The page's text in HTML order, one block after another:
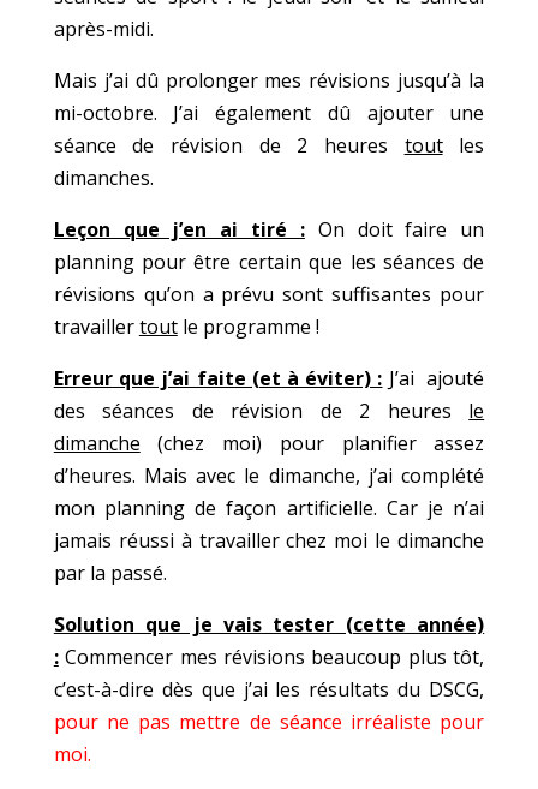
après-midi.
Mais j’ai dû prolonger mes révisions jusqu’à la
mi-octobre. J’ai également dû ajouter une
séance de révision de 2 heures toutles
dimanches.
Leçon que j’en ai tiré :On doit faire un
planning pour être certain que les séances de
révisions qu’on a prévu sont suffisantes pour
travaillertoutle programme !
Erreur que j’ai faite (et à éviter) : J’ai ajouté
des séances de révision de 2 heures le
dimanche (chez moi) pour planifier assez
d’heures. Mais avec le dimanche, j’ai complété
mon planning de façon artificielle. Car je n’ai
jamais réussi à travailler chez moi le dimanche
par la passé.
Solution que je vais tester (cette année)
: Commencer mes révisions beaucoup plus tôt,
c’est-à-dire dès que j’ai les résultats du DSCG,
pour ne pas mettre de séance irréaliste pour
moi.